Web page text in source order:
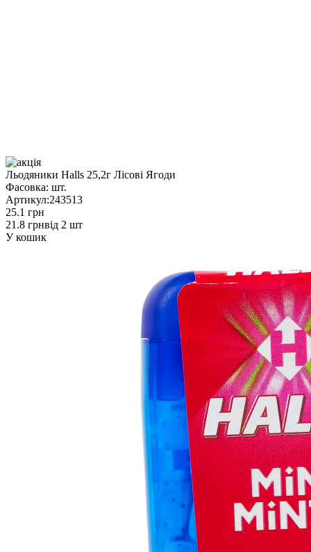
Льодяники Halls 25,2г Лісові Ягоди
Фасовка: шт.
Артикул:243513
25.1 грн
21.8 грнвід 2 шт
У кошик